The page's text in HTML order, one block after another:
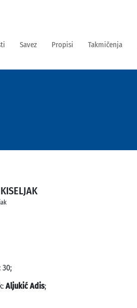
Savez Propisi Takmičenja
30;
Aljukić Adis;